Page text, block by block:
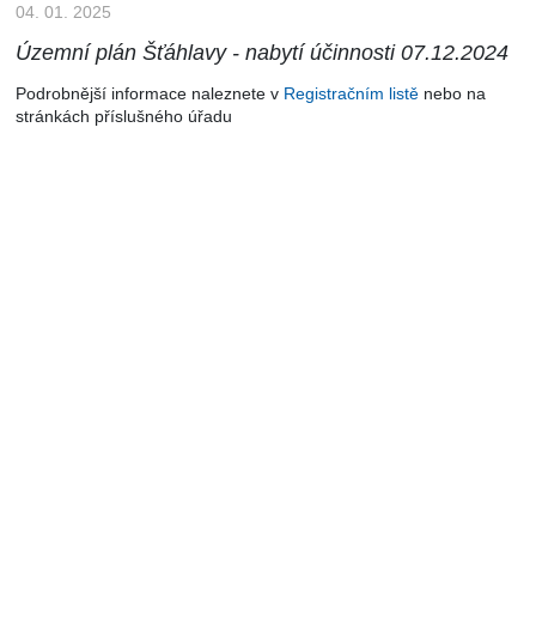
04. 01. 2025
Územní plán Šťáhlavy - nabytí účinnosti 07.12.2024
Podrobnější informace naleznete v Registračním listě nebo na
stránkách příslušného úřadu